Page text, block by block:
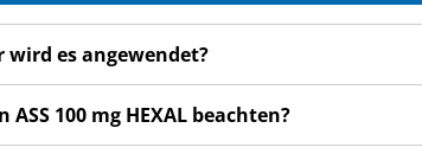
fühlen, wenden Sie sich an Ihren
wird es angewendet?
100 mg HEXAL beachten?